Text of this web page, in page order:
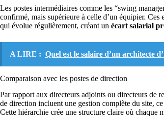
Les postes intermédiaires comme les “swing
confirmé, mais supérieure à celle d’un équipier.
qui évolue régulièrement, créant un écart salarial
A LIRE : Quel est le salaire d’un architecte
Comparaison avec les postes de direction
Par rapport aux directeurs adjoints ou directeurs de
de direction incluent une gestion complète du site,
Cette hiérarchie crée une structure claire où chaque